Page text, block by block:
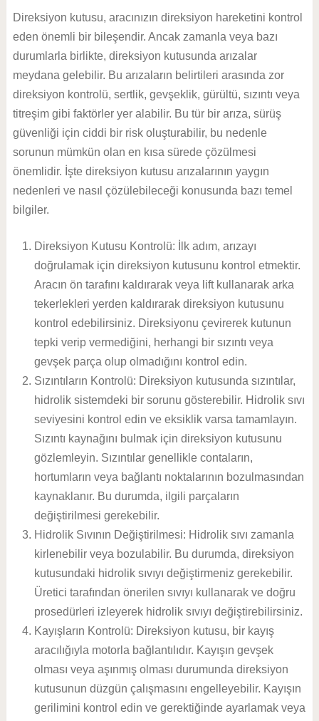
Direksiyon kutusu, aracınızın direksiyon hareketini kontrol
eden önemli bir bileşendir. Ancak zamanla veya bazı
durumlarla birlikte, direksiyon kutusunda arızalar
meydana gelebilir. Bu arızaların belirtileri arasında zor
direksiyon kontrolü, sertlik, gevşeklik, gürültü, sızıntı veya
titreşim gibi faktörler yer alabilir. Bu tür bir arıza, sürüş
güvenliği için ciddi bir risk oluşturabilir, bu nedenle
sorunun mümkün olan en kısa sürede çözülmesi
önemlidir. İşte direksiyon kutusu arızalarının yaygın
nedenleri ve nasıl çözülebileceği konusunda bazı temel
bilgiler.
Direksiyon Kutusu Kontrolü: İlk adım, arızayı
doğrulamak için direksiyon kutusunu kontrol etmektir.
Aracın ön tarafını kaldırarak veya lift kullanarak arka
tekerlekleri yerden kaldırarak direksiyon kutusunu
kontrol edebilirsiniz. Direksiyonu çevirerek kutunun
tepki verip vermediğini, herhangi bir sızıntı veya
gevşek parça olup olmadığını kontrol edin.
Sızıntıların Kontrolü: Direksiyon kutusunda sızıntılar,
hidrolik sistemdeki bir sorunu gösterebilir. Hidrolik sıvı
seviyesini kontrol edin ve eksiklik varsa tamamlayın.
Sızıntı kaynağını bulmak için direksiyon kutusunu
gözlemleyin. Sızıntılar genellikle contaların,
hortumların veya bağlantı noktalarının bozulmasından
kaynaklanır. Bu durumda, ilgili parçaların
değiştirilmesi gerekebilir.
Hidrolik Sıvının Değiştirilmesi: Hidrolik sıvı zamanla
kirlenebilir veya bozulabilir. Bu durumda, direksiyon
kutusundaki hidrolik sıvıyı değiştirmeniz gerekebilir.
Üretici tarafından önerilen sıvıyı kullanarak ve doğru
prosedürleri izleyerek hidrolik sıvıyı değiştirebilirsiniz.
Kayışların Kontrolü: Direksiyon kutusu, bir kayış
aracılığıyla motorla bağlantılıdır. Kayışın gevşek
olması veya aşınmış olması durumunda direksiyon
kutusunun düzgün çalışmasını engelleyebilir. Kayışın
gerilimini kontrol edin ve gerektiğinde ayarlamak veya